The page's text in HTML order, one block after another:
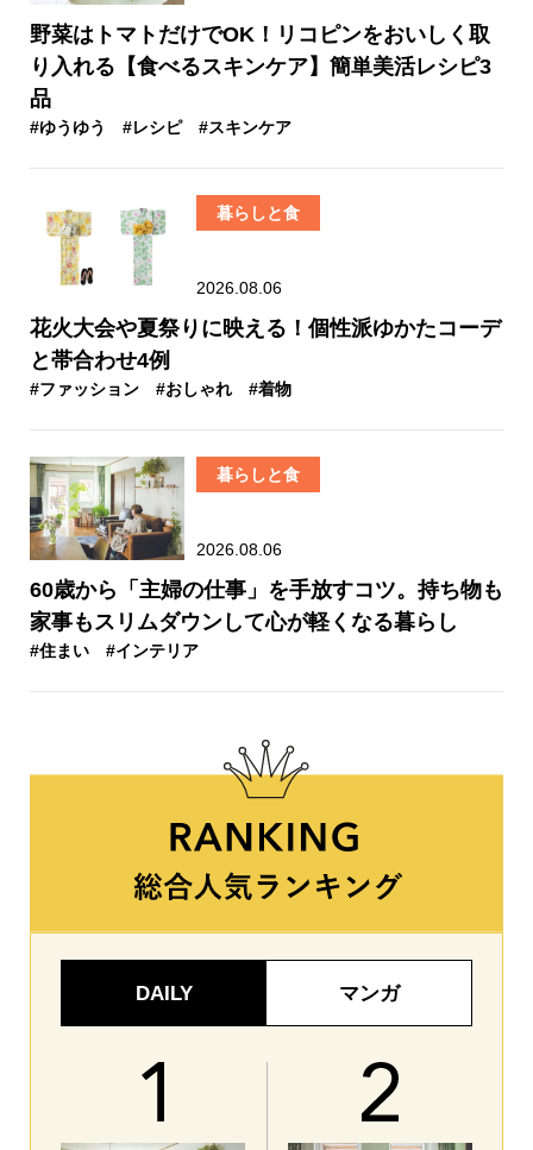
野菜はトマトだけでOK！リコピンをおいしく取
り入れる【食べるスキンケア】簡単美活レシピ3
品
#ゆうゆう #レシピ #スキンケア
暮らしと食
2026.08.06
花火大会や夏祭りに映える！個性派ゆかたコーデ
と帯合わせ4例
#ファッション #おしゃれ #着物
暮らしと食
2026.08.06
60歳から「主婦の仕事」を手放すコツ。持ち物も
家事もスリムダウンして心が軽くなる暮らし
#住まい #インテリア
DAILY マンガ